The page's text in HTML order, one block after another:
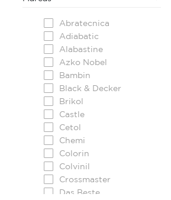
Abratecnica
Adiabatic
Alabastine
Azko Nobel
Bambin
Black & Decker
Brikol
Castle
Cetol
Chemi
Colorin
Colvinil
Crossmaster
Das Beste